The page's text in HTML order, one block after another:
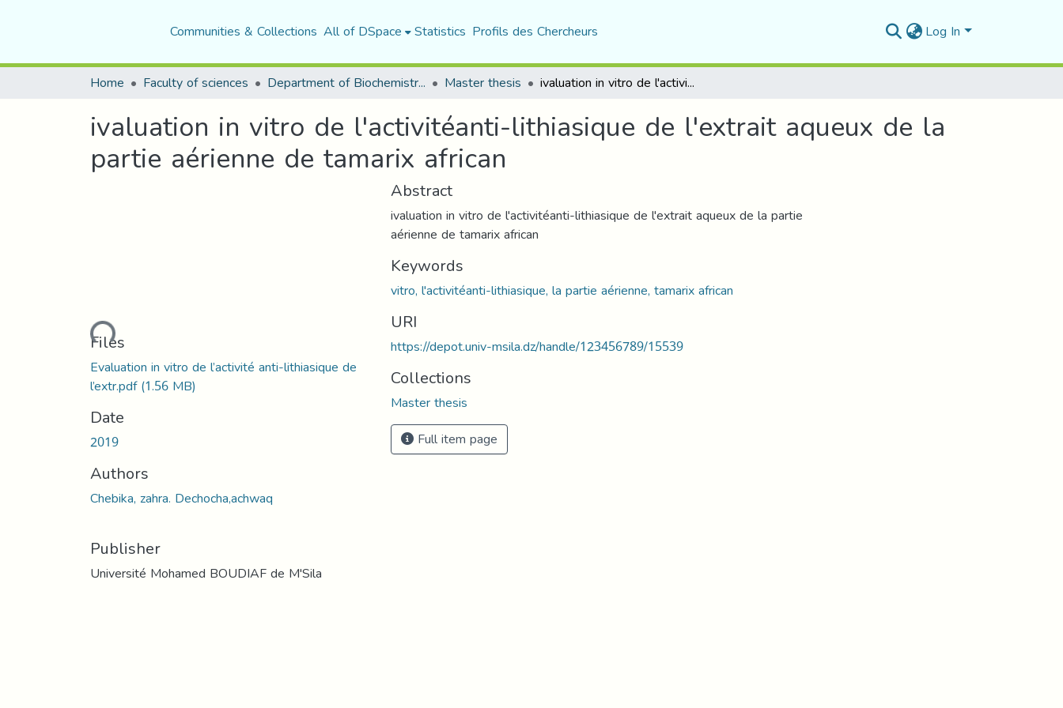
Communities & Collections All of DSpace Statistics Profils des Chercheurs Log In
Home Faculty of sciences Department of Biochemistry and Microbiology Master thesis ivaluation in vitro de l'activitéanti-lithiasique de l'extrait aqueux de la partie aérienne de tamarix african
ivaluation in vitro de l'activitéanti-lithiasique de l'extrait aqueux de la
partie aérienne de tamarix african
Loading...
Files
Evaluation in vitro de l’activité anti-lithiasique de
l’extr.pdf(1.56 MB)
Date
2019
Authors
Chebika, zahra. Dechocha,achwaq
Publisher
Université Mohamed BOUDIAF de M'Sila
Abstract
ivaluation in vitro de l'activitéanti-lithiasique de l'extrait aqueux de la partie
aérienne de tamarix african
Keywords
vitro, l'activitéanti-lithiasique, la partie aérienne, tamarix african
URI
https://depot.univ-msila.dz/handle/123456789/15539
Collections
Master thesis
Full item page